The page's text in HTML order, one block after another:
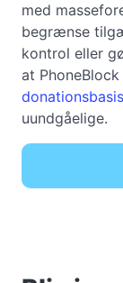
med
begrænse
kontrol eller
at
donationsbasis
uundgåelige.